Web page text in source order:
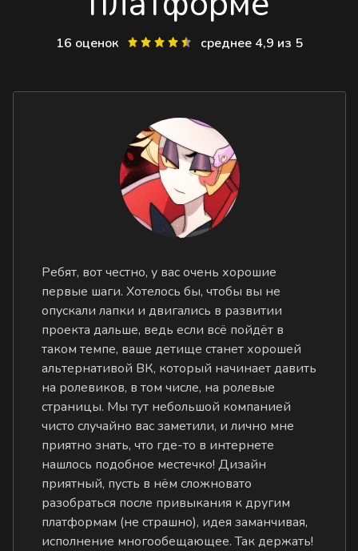
16 оценок среднее 4,9 из 5
Ребят, вот честно, у вас очень хорошие
первые шаги. Хотелось бы, чтобы вы не
опускали лапки и двигались в развитии
проекта дальше, ведь если всё пойдёт в
таком темпе, ваше детище станет хорошей
альтернативой ВК, который начинает давить
на ролевиков, в том числе, на ролевые
страницы. Мы тут небольшой компанией
чисто случайно вас заметили, и лично мне
приятно знать, что где-то в интернете
нашлось подобное местечко! Дизайн
приятный, пусть в нём сложновато
разобраться после привыкания к другим
платформам (не страшно), идея заманчивая,
исполнение многообещающее. Так держать!